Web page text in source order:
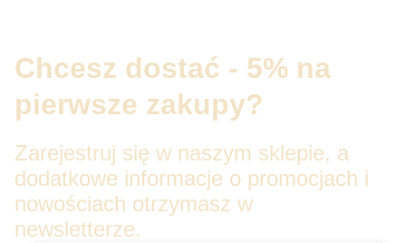
Chcesz dostać - 5% na
pierwsze zakupy?
Zarejestruj się w naszym sklepie, a
dodatkowe informacje o promocjach i
nowościach otrzymasz w
newsletterze.